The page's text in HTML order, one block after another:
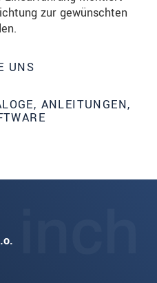
zur gewünschten
UNS
ANLEITUNGEN,